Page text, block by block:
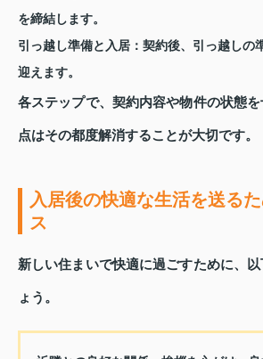
を締結します。
引っ越し準備と入居： 契約後、引っ越しの
迎えます。
各ステップで、契約内容や物件の状態
点はその都度解消することが大切です。
入居後の快適な生活を送る
ス
新しい住まいで快適に過ごすために、
ょう。